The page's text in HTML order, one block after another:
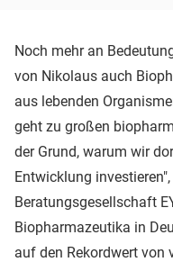
Noch mehr an
von Nikolaus auch
aus lebenden
geht zu großen
der Grund, warum wir
Entwicklung
Beratungsgesellschaft
Biopharmazeutika in
auf den Rekordwert von